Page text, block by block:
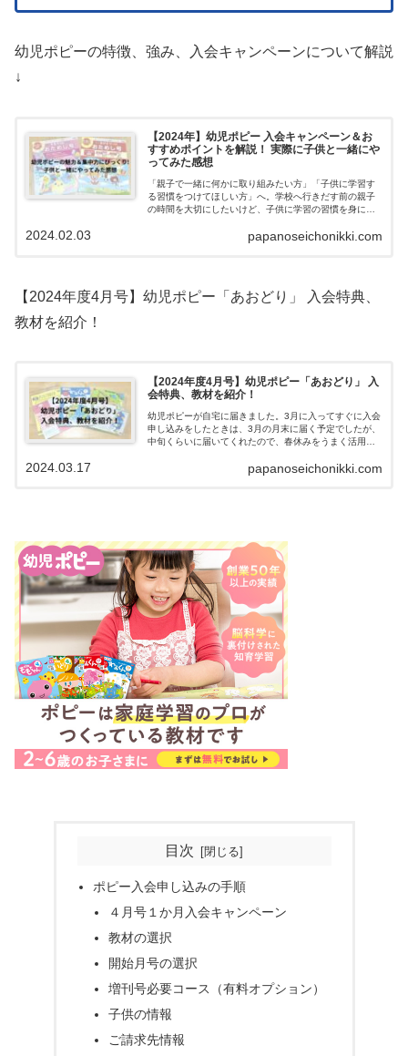
幼児ポピーの特徴、強み、入会キャンペーンについて解説
↓
【2024年】幼児ポピー 入会キャンペーン＆お
すすめポイントを解説！ 実際に子供と一緒にや
ってみた感想
「親子で一緒に何かに取り組みたい方」「子供に学習す
る習慣をつけてほしい方」へ。学校へ行きだす前の親子
の時間を大切にしたいけど、子供に学習の習慣を身につ
い。こんなお悩みをお持ちの方も多いのではないでしょ
が分かりました。ご家庭で楽しく学習できる教材がある
papanoseichonikki.com
2024.02.03
【2024年度4月号】幼児ポピー「あおどり」 入会特典、
教材を紹介！
【2024年度4月号】幼児ポピー「あおどり」 入
会特典、教材を紹介！
幼児ポピーが自宅に届きました。3月に入ってすぐに入会
申し込みをしたときは、3月の月末に届く予定でしたが、
中旬くらいに届いてくれたので、春休みをうまく活用し
papanoseichonikki.com
2024.03.17
目次
ポピー入会申し込みの手順
４月号１か月入会キャンペーン
教材の選択
開始月号の選択
増刊号必要コース（有料オプション）
子供の情報
ご請求先情報